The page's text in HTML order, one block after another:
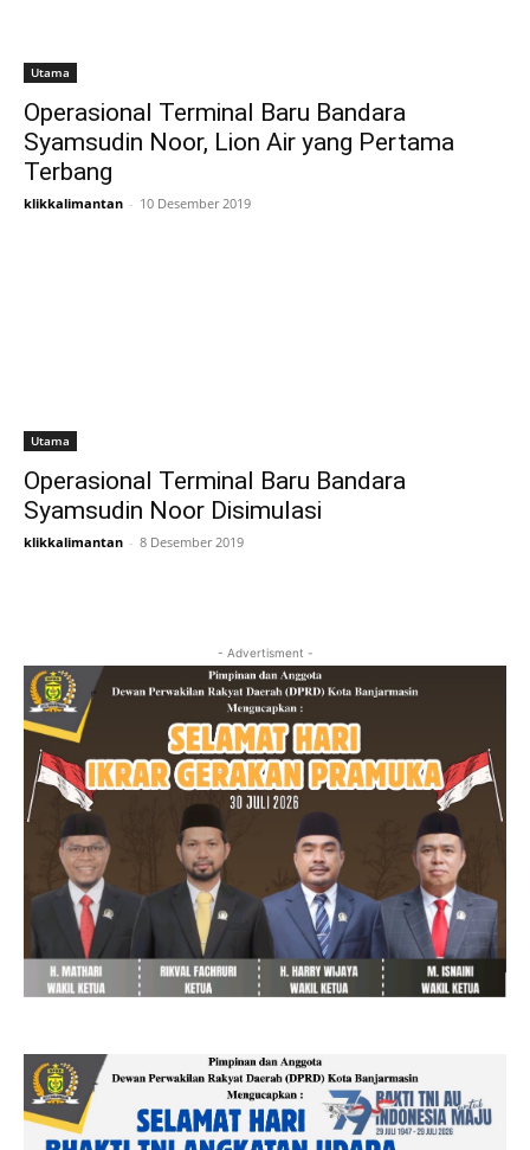
Utama
Operasional Terminal Baru Bandara
Syamsudin Noor, Lion Air yang Pertama
Terbang
klikkalimantan - 10 Desember 2019
Utama
Operasional Terminal Baru Bandara
Syamsudin Noor Disimulasi
klikkalimantan - 8 Desember 2019
- Advertisment -